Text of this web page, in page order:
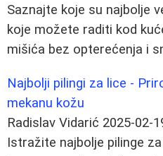
Saznajte koje su najbolje
koje možete raditi kod
mišića bez opterećenja i
Najbolji pilingi za lice -
mekanu kožu
Radislav Vidarić 2025-02-
Istražite najbolje pilinge